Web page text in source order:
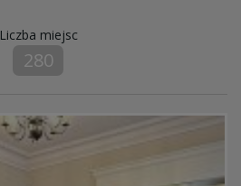
Liczba miejsc
280